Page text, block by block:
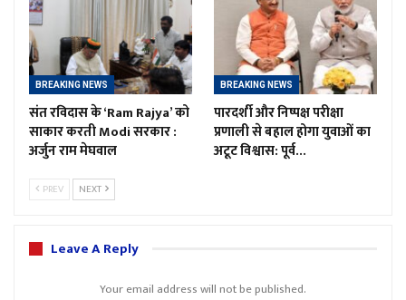
BREAKING NEWS
संत रविदास के ‘Ram Rajya’ को
साकार करती Modi सरकार :
अर्जुन राम मेघवाल
BREAKING NEWS
पारदर्शी और निष्पक्ष परीक्षा
प्रणाली से बहाल होगा युवाओं का
अटूट विश्वास: पूर्व…
PREV NEXT
Leave A Reply
Your email address will not be published.